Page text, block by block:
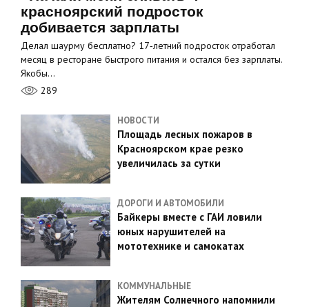
красноярский подросток
добивается зарплаты
Делал шаурму бесплатно? 17‑летний подросток отработал
месяц в ресторане быстрого питания и остался без зарплаты.
Якобы…
289
НОВОСТИ
Площадь лесных пожаров в
Красноярском крае резко
увеличилась за сутки
ДОРОГИ И АВТОМОБИЛИ
Байкеры вместе с ГАИ ловили
юных нарушителей на
мототехнике и самокатах
КОММУНАЛЬНЫЕ
Жителям Солнечного напомнили